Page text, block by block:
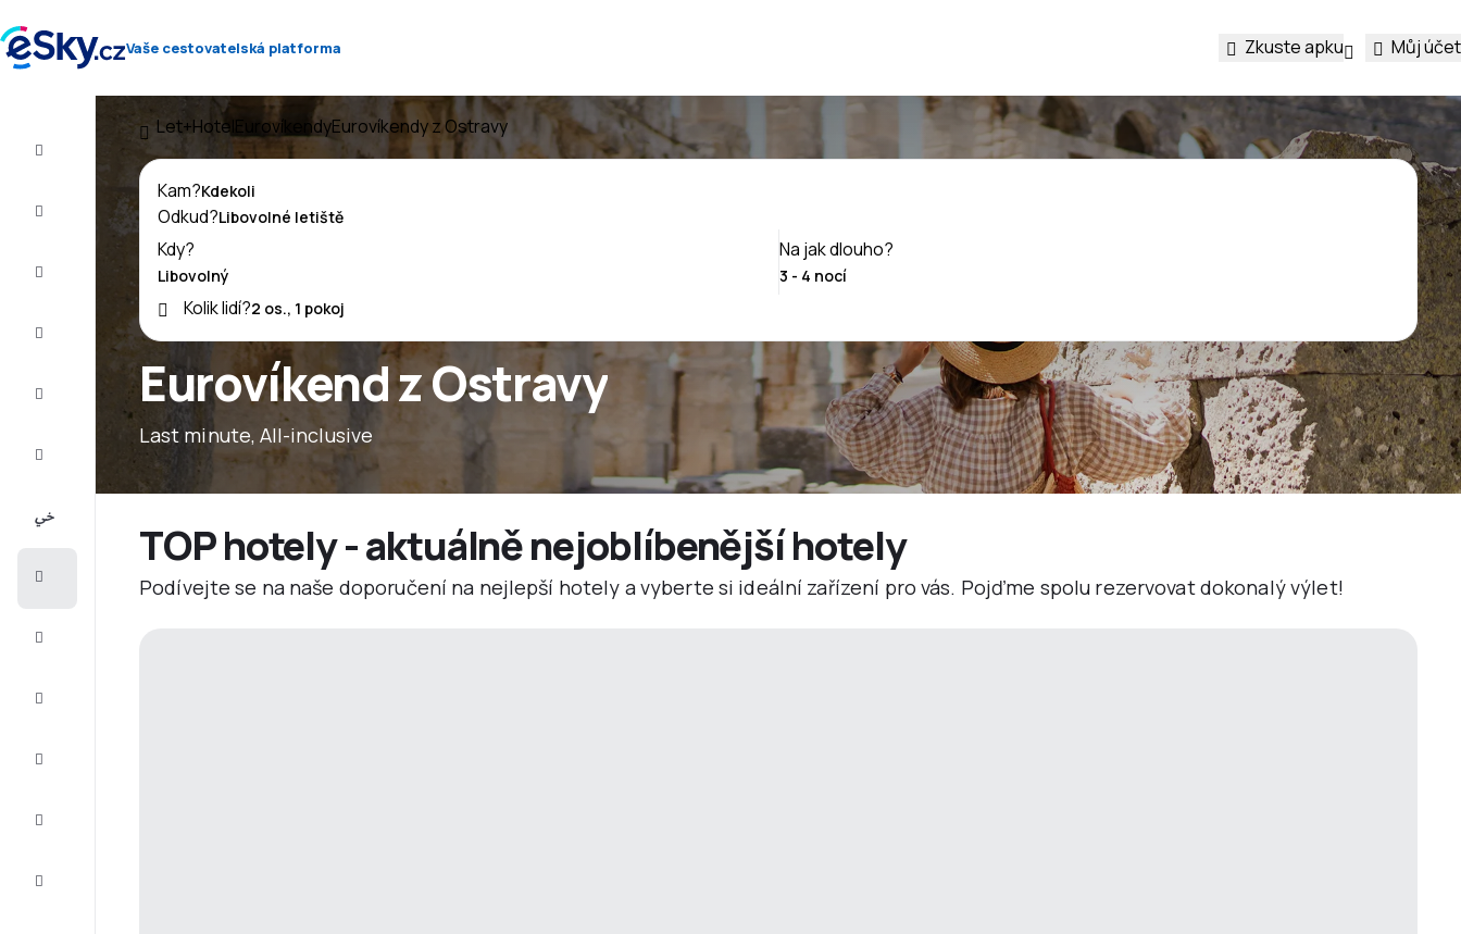
Vaše cestovatelská platforma Zkuste apku Můj účet
Let+HotelEurovíkendyEurovíkendy z Ostravy
Eurovíkend z Ostravy
Last minute, All-inclusive
Kam?
Odkud?
Kdy?
Na jak dlouho?
Kolik lidí?
TOP hotely - aktuálně nejoblíbenější hotely
Podívejte se na naše doporučení na nejlepší hotely a vyberte si ideální zařízení pro vás. Pojďme spolu rezervovat dokonalý výlet!